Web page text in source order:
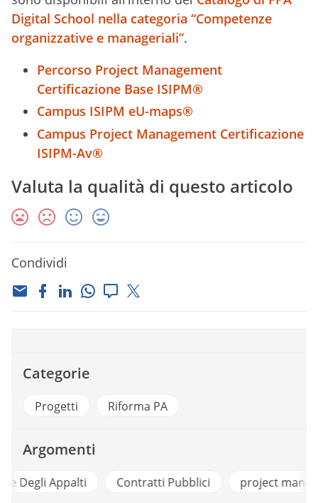
Digital School nella categoria “Competenze
organizzative e manageriali”.
Percorso Project Management
Certificazione Base ISIPM®
Campus ISIPM eU-maps®
Campus Project Management Certificazione
ISIPM-Av®
Valuta la qualità di questo articolo
Condividi
Categorie
Progetti Riforma PA
Argomenti
Contratti Pubblici project management